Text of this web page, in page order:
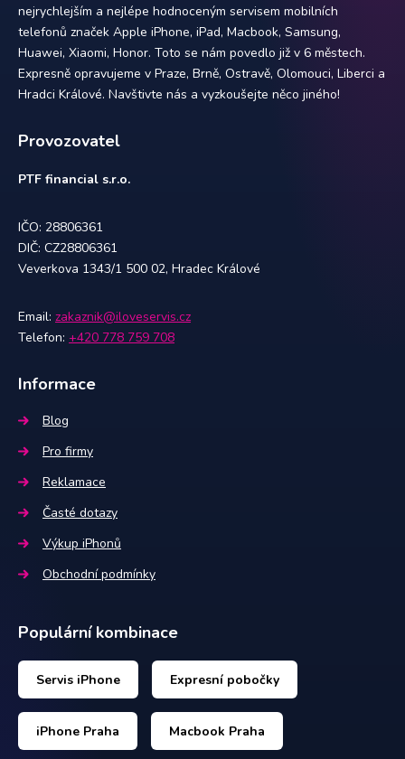
nejrychlejším a nejlépe hodnoceným servisem mobilních
telefonů značek Apple iPhone, iPad, Macbook, Samsung,
Huawei, Xiaomi, Honor. Toto se nám povedlo již v 6 městech.
Expresně opravujeme v Praze, Brně, Ostravě, Olomouci, Liberci a
Hradci Králové. Navštivte nás a vyzkoušejte něco jiného!
Provozovatel
PTF financial s.r.o.
IČO: 28806361
DIČ: CZ28806361
Veverkova 1343/1 500 02, Hradec Králové
Email: zakaznik@iloveservis.cz
Telefon: +420 778 759 708
Informace
Blog
Pro firmy
Reklamace
Časté dotazy
Výkup iPhonů
Obchodní podmínky
Populární kombinace
Servis iPhone Expresní pobočky
iPhone Praha Macbook Praha